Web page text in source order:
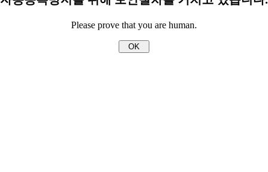
Please prove that you are human.